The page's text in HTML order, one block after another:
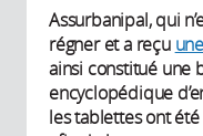
Assurbanipal, qui
régner et a reçu
ainsi constitué une
encyclopédique
les tablettes ont